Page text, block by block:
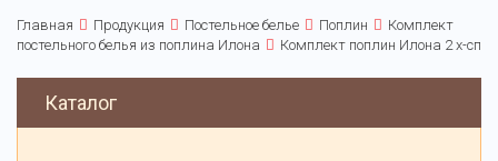
Главная Продукция Постельное белье Поплин
Комплект
постельного белья из поплина Илона
Комплект поплин Илона 2 х-сп
Каталог